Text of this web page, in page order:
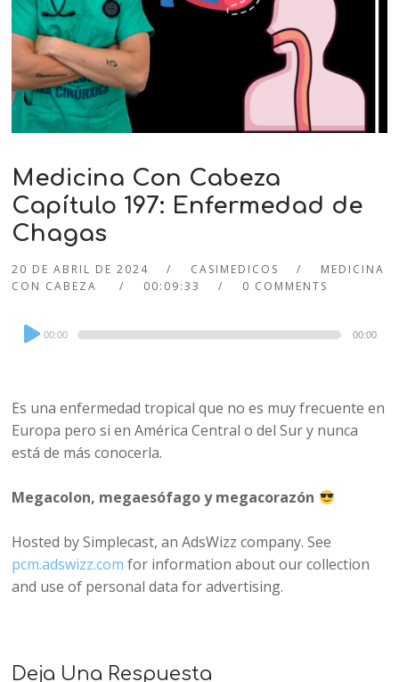
Medicina Con Cabeza
Capítulo 197: Enfermedad de
Chagas
20 DE ABRIL DE 2024 CASIMEDICOS
MEDICINA
CON CABEZA
00:09:33 0 COMMENTS
Audio
Player
00:00 00:00
Es una enfermedad tropical que no es muy frecuente en
Europa pero si en América Central o del Sur y nunca
está de más conocerla.
Megacolon, megaesófago y megacorazón
Hosted by Simplecast, an AdsWizz company. See
pcm.adswizz.com for information about our collection
and use of personal data for advertising.
Deja Una Respuesta